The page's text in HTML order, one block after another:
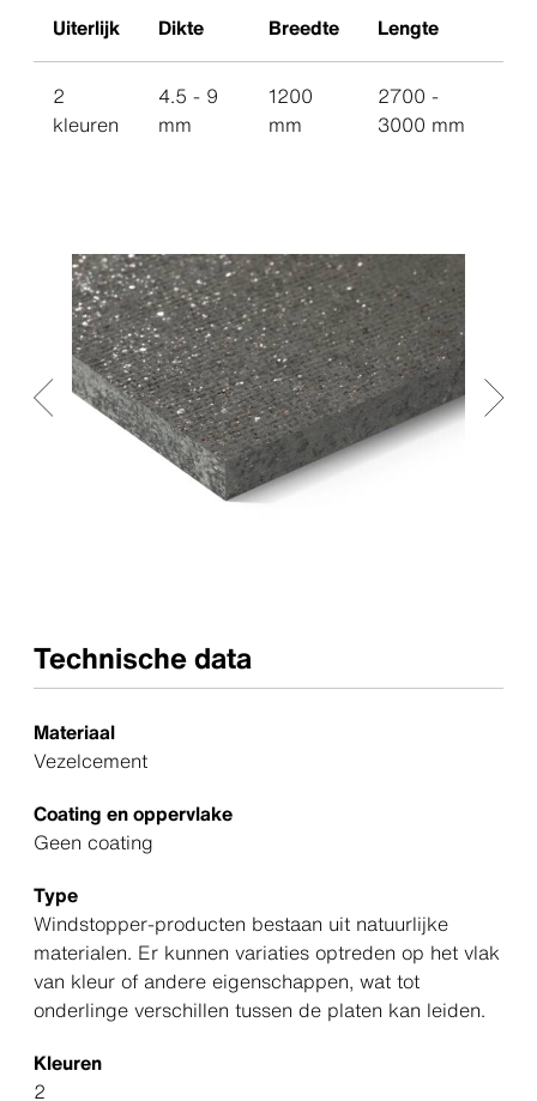
Uiterlijk Dikte Breedte Lengte
2
kleuren
4.5 - 9
mm
1200
mm
2700 -
3000 mm
Technische data
Materiaal
Vezelcement
Coating en oppervlake
Geen coating
Type
Windstopper-producten bestaan uit natuurlijke
materialen. Er kunnen variaties optreden op het vlak
van kleur of andere eigenschappen, wat tot
onderlinge verschillen tussen de platen kan leiden.
Kleuren
2